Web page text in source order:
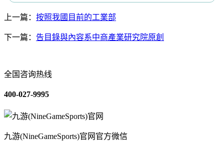
上一篇： 按照我國目前的工業部
下一篇： 告目錄與內容系中商產業研究院原創
全国咨询热线
400-027-9995
九游(NineGameSports)官网官方微信